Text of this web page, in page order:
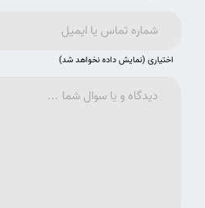
اختیاری (نمایش داده نخواهد شد)